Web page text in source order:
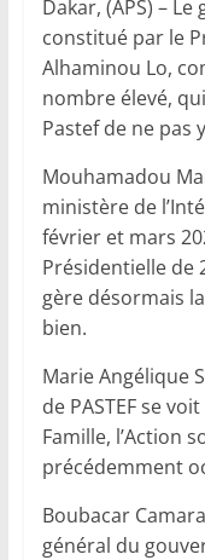
Dakar, (APS) –
constitué par le
Alhaminou Lo,
nombre élevé,
Pastef de ne pas
Mouhamadou
ministère de
février et mars
Présidentielle de
gère désormais
bien.
Marie Angélique
de PASTEF se
Famille, l’Action
précédemment
Boubacar
général du